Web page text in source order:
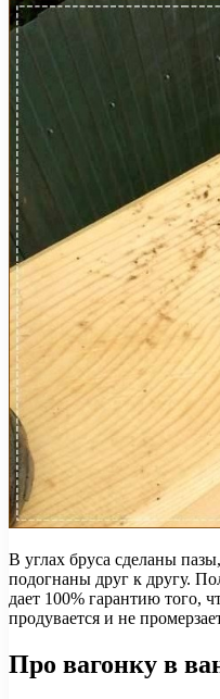
В углах бруса сделаны
подогнаны друг к другу.
дает 100% гарантию того,
продувается и не
Про вагонку в